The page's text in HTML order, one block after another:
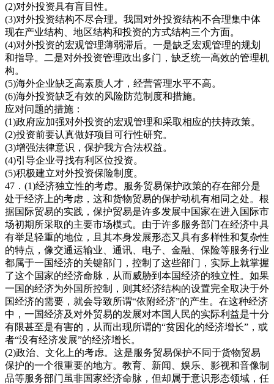
(2)对外投资具有盲目性。
(3)对外投资结构不尽合理。我国对外投资结构不合理集中体
现在产业结构、地区结构和投资的方式结构三个方面。
(4)对外投资的宏观管理薄弱滞后。一是缺乏宏观管理的规划
和指导。二是对外投资管理政出多门，缺乏统一高效的管理机
构。
(5)海外企业缺乏高素质人才，经营管理水平不高。
(6)海外投资缺乏有效的风险防范制度和措施。
应对问题的措施：
(1)政府应加强对外投资的宏观管理和采取相应的扶持政策。
(2)投资前要认真做好项目可行性研究。
(3)增强法律意识，保护我方合法权益。
(4)引导企业寻找有利区位投资。
(5)积极建立对外投资保险制度。
47．(1)经济独立性的考虑。服务贸易保护政策的存在部分是
处于经济上的考虑，这和货物贸易的保护动机有相同之处。根
据国际贸易的实践，保护贸易是许多发展中国家在进入国际市
场初期所采取的主要市场模式。由于许多服务部门在经济中具
有举足轻重的地位，且其本身发展形态又具有多样性和复杂性
的特点，像交通运输业、通讯、电子、金融、保险等服务行业
都属于一国经济的关键部门，控制了这些部门，实际上就掌握
了这个国家的经济命脉，从而威胁到本国经济的独立性。如果
一国的经济为外国所控制，则其经济结构的设置完全取决于外
国经济的需要，就会导致所谓“依附经济”的产生。在这种经济
中，一国经济及对外贸易的发展对本国人民的实际利益是十分
有限甚至是有害的，从而出现所谓的“贫困化的经济增长”，或
者“没有经济发展”的经济增长。
(2)政治、文化上的考虑。这是服务贸易保护不同于货物贸易
保护的一个很重要的地方。教育、新闻、娱乐、影视和音像制
品等服务部门虽非国家经济命脉，但却属于意识形态领域，任